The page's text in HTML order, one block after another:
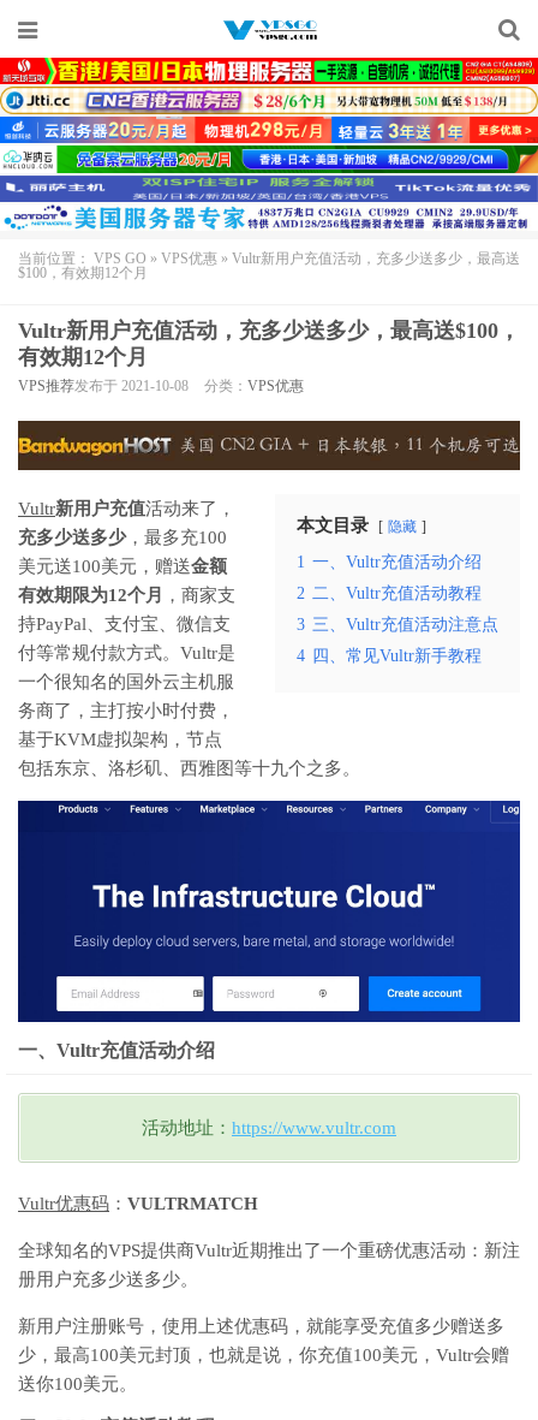
当前位置： VPS GO » VPS优惠 » Vultr新用户充值活动，充多少送多少，最高送
$100，有效期12个月
Vultr新用户充值活动，充多少送多少，最高送$100，
有效期12个月
VPS推荐发布于 2021-10-08 分类： VPS优惠
本文目录 隐藏
1 一、Vultr充值活动介绍
2 二、Vultr充值活动教程
3 三、Vultr充值活动注意点
4 四、常见Vultr新手教程
Vultr新用户充值活动来了，
充多少送多少，最多充100
美元送100美元，赠送金额
有效期限为12个月
，商家支
持PayPal、支付宝、微信支
付等常规付款方式。Vultr是
一个很知名的国外云主机服
务商了，主打按小时付费，
基于KVM虚拟架构，节点
包括东京、洛杉矶、西雅图等十九个之多。
一、Vultr充值活动介绍
活动地址： https://www.vultr.com
Vultr优惠码 ： VULTRMATCH
全球知名的VPS提供商Vultr近期推出了一个重磅优惠活动：新注
册用户充多少送多少。
新用户注册账号，使用上述优惠码，就能享受充值多少赠送多
少，最高100美元封顶，也就是说，你充值100美元，Vultr会赠
送你100美元。